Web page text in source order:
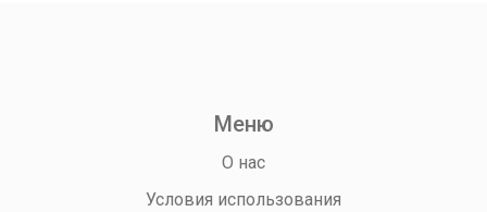
Меню
О нас
Условия использования